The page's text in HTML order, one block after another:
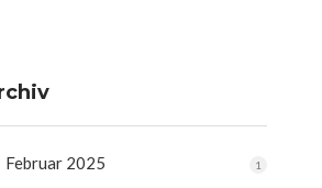
Februar 2025 1